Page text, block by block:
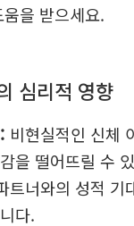
을 받으세요.
심리적 영향
비현실적인 신체
을 떨어뜨릴 수
트너와의 성적 기
다.